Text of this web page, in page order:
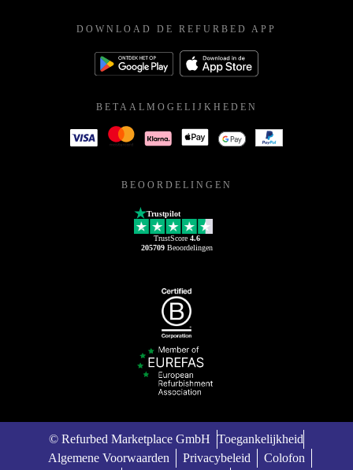
DOWNLOAD DE REFURBED APP
BETAALMOGELIJKHEDEN
BEOORDELINGEN
Trustpilot
TrustScore 4.6
205709Beoordelingen
© Refurbed Marketplace GmbH Toegankelijkheid
Algemene Voorwaarden
Privacybeleid
Colofon